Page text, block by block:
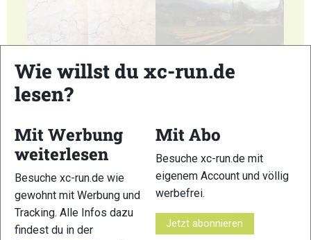
13
Wie willst du xc-run.de
lesen?
Mit Werbung
weiterlesen
Besuche xc-run.de wie
gewohnt mit Werbung und
Tracking. Alle Infos dazu
findest du in der
Mit Abo
Besuche xc-run.de mit
eigenem Account und völlig
werbefrei.
Jetzt abonnieren